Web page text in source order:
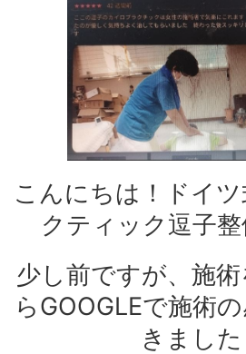
こんにちは！ドイ
クティック逗子整
少し前ですが、施
らGOOGLEで施術
きました